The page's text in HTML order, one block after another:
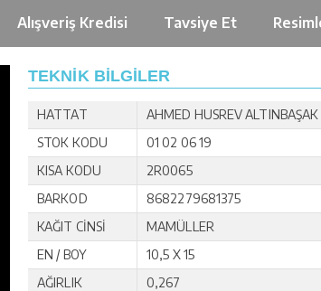
Alışveriş Kredisi Tavsiye Et
TEKNİK BİLGİLER
HATTAT
AHMED HUSREV ALTINBAŞAK
STOK KODU
01 02 06 19
KISA KODU
2R0065
BARKOD
8682279681375
KAĞIT CİNSİ
MAMÜLLER
EN / BOY
10,5 X 15
AĞIRLIK
0,267